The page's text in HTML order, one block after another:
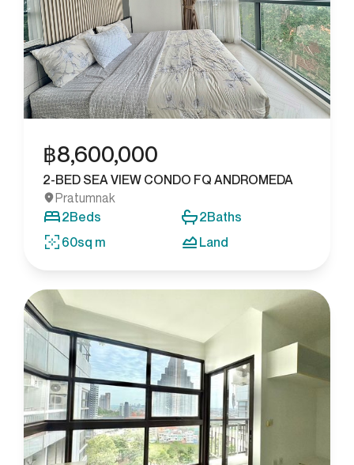
฿8,600,000
2-BED SEA VIEW CONDO FQ ANDROMEDA
Pratumnak
2Beds 2Baths
60sq m Land